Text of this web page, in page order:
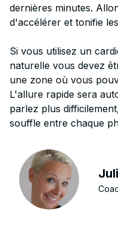
dernières minutes.
d'accélérer et tonifie
Si vous utilisez un
naturelle vous devez
une zone où vous
L'allure rapide sera
parlez plus
souffle entre chaque